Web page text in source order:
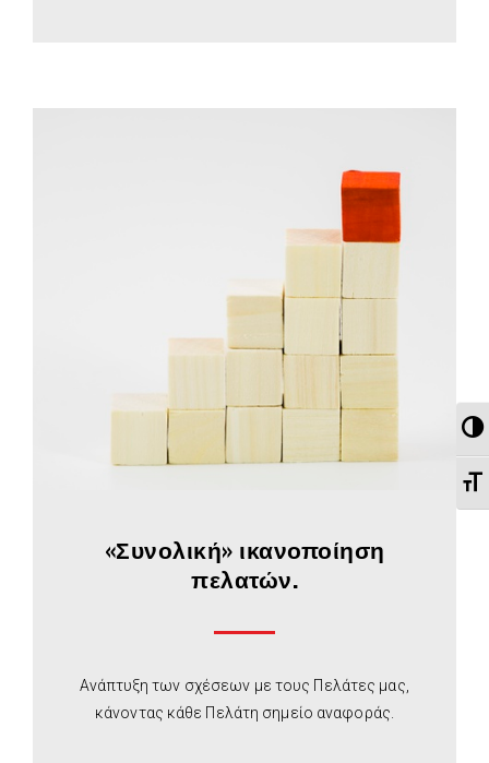
«Συνολική» ικανοποίηση
πελατών.
Ανάπτυξη των σχέσεων με τους Πελάτες μας,
κάνοντας κάθε Πελάτη σημείο αναφοράς.